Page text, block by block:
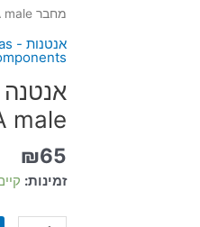
מחבר SMA male
אנטנות - Antennas
male
₪65
זמינות:
אנטנה
5dBi
SMA
male